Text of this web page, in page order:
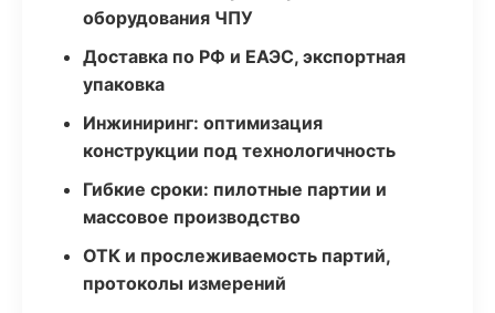
оборудования ЧПУ
Доставка по РФ и ЕАЭС, экспортная
упаковка
Инжиниринг: оптимизация
конструкции под технологичность
Гибкие сроки: пилотные партии и
массовое производство
ОТК и прослеживаемость партий,
протоколы измерений